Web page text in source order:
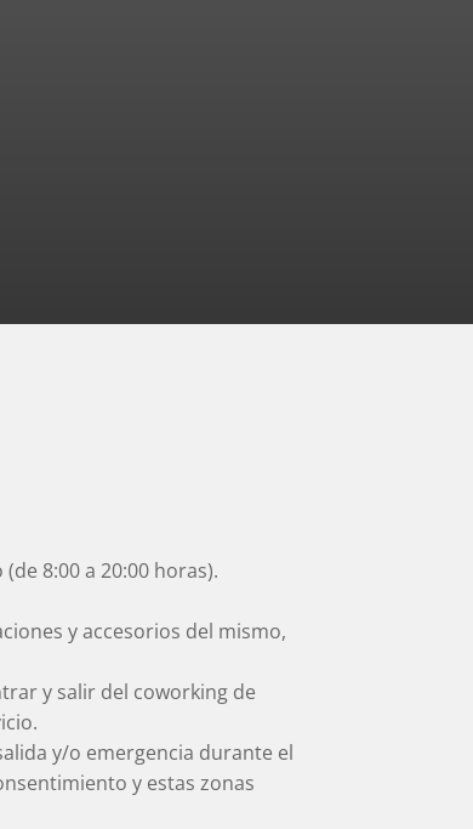
8:00 a 20:00 horas).
y accesorios del mismo,
y salir del coworking de
y/o emergencia durante el
y estas zonas